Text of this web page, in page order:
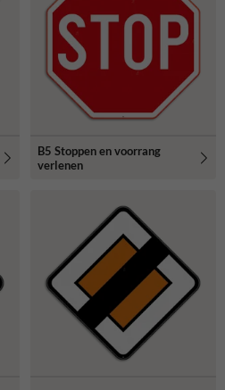
B5 Stoppen en voorrang
verlenen